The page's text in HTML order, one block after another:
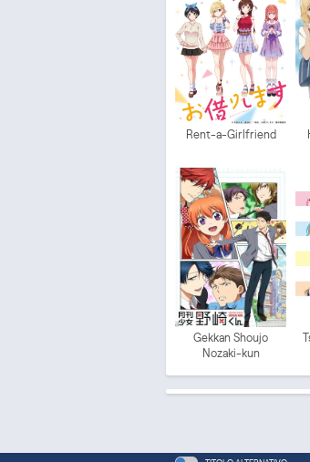
Rent-a-Girlfriend
Gekkan Shoujo
Nozaki-kun